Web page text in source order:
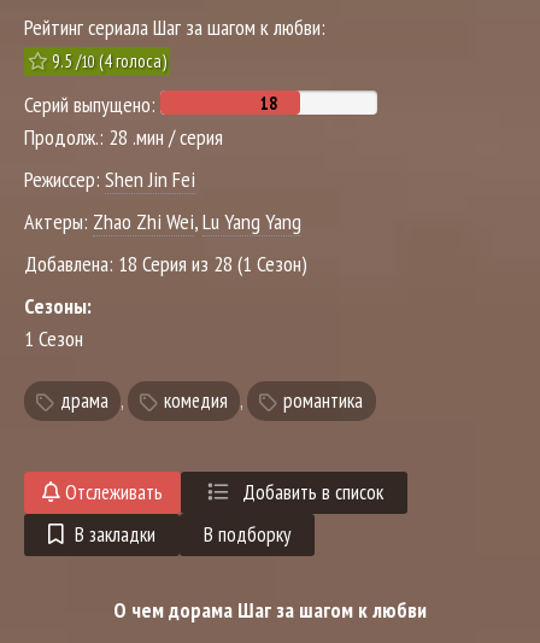
Рейтинг сериала Шаг за шагом к любви:
9.5/10(4голоса)
Серий выпущено:
Продолж.: 28 .мин / серия
Режиссер: Shen Jin Fei
Актеры: Zhao Zhi Wei,Lu Yang Yang
Добавлена: 18 Серия из 28 (1 Сезон)
Сезоны:
1 Сезон
драма , комедия , романтика
Отслеживать
Добавить в список
В закладки
В подборку
О чем дорама Шаг за шагом к любви